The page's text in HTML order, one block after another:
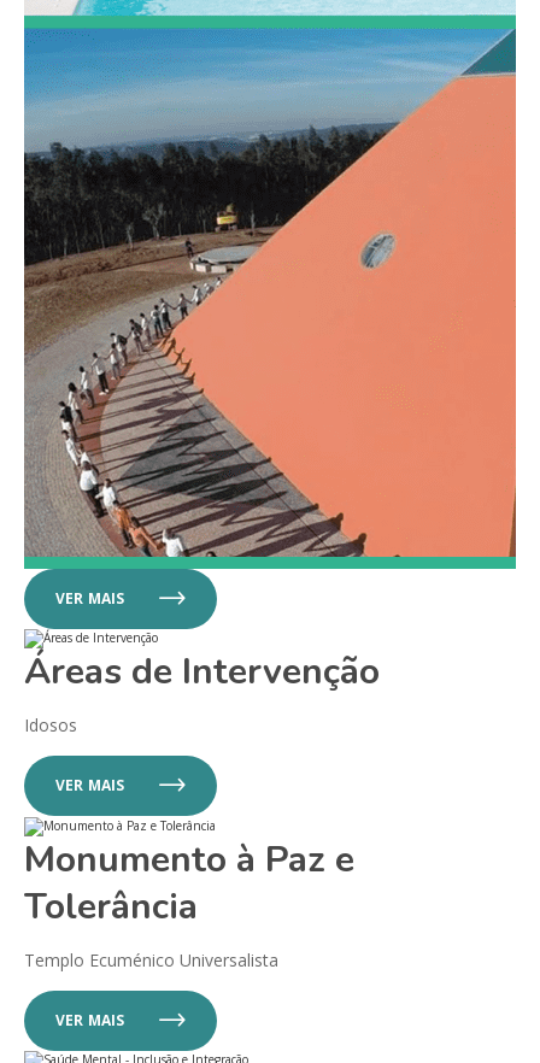
VER MAIS
Áreas de Intervenção
Idosos
VER MAIS
Monumento à Paz e
Tolerância
Templo Ecuménico Universalista
VER MAIS